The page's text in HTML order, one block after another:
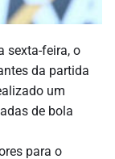
sexta-feira, o
da partida
um
de bola
para o